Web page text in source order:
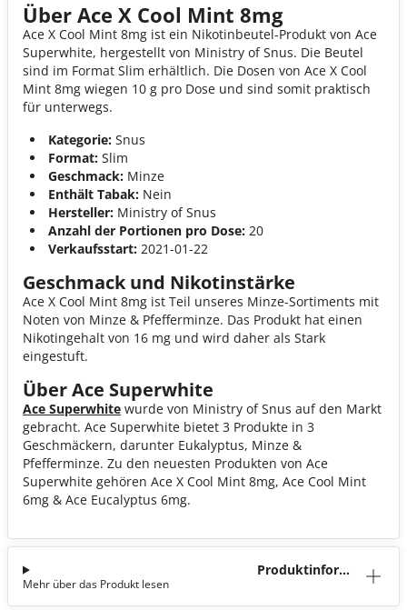
Über Ace X Cool Mint 8mg
Ace X Cool Mint 8mg ist ein Nikotinbeutel-Produkt von Ace
Superwhite, hergestellt von Ministry of Snus. Die Beutel
sind im Format Slim erhältlich. Die Dosen von Ace X Cool
Mint 8mg wiegen 10 g pro Dose und sind somit praktisch
für unterwegs.
Kategorie: Snus
Format: Slim
Geschmack: Minze
Enthält Tabak: Nein
Hersteller: Ministry of Snus
Anzahl der Portionen pro Dose: 20
Verkaufsstart: 2021-01-22
Geschmack und Nikotinstärke
Ace X Cool Mint 8mg ist Teil unseres Minze-Sortiments mit
Noten von Minze & Pfefferminze. Das Produkt hat einen
Nikotingehalt von 16 mg und wird daher als Stark
eingestuft.
Über Ace Superwhite
Ace Superwhite wurde von Ministry of Snus auf den Markt
gebracht. Ace Superwhite bietet 3 Produkte in 3
Geschmäckern, darunter Eukalyptus, Minze &
Pfefferminze. Zu den neuesten Produkten von Ace
Superwhite gehören Ace X Cool Mint 8mg, Ace Cool Mint
6mg & Ace Eucalyptus 6mg.
Produktinforma
Mehr über das Produkt lesen